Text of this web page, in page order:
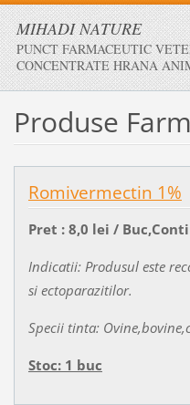
MIHADI NATURE
PUNCT FARMACEUTIC
CONCENTRATE HRANA
Produse
Romivermectin 1%
Pret : 8,0 lei /
Indicatii: Produsul este
si ectoparazitilor.
Specii tinta:
Stoc: 1 buc